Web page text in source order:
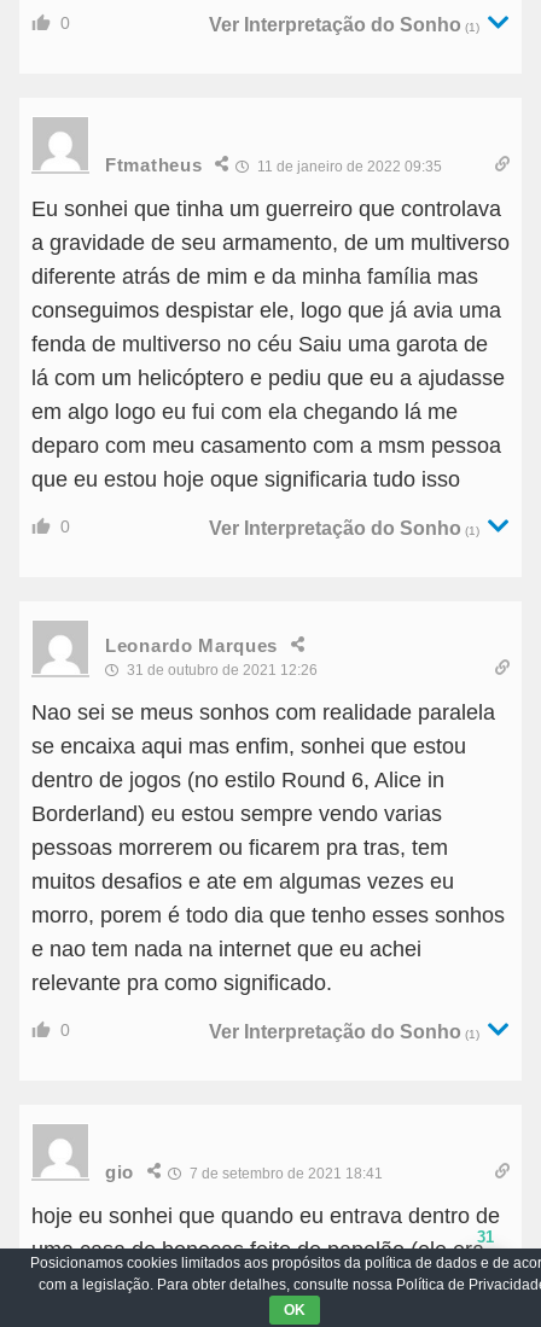
0 Ver Interpretação do Sonho (1)
Ftmatheus 11 de janeiro de 2022 09:35
Eu sonhei que tinha um guerreiro que controlava
a gravidade de seu armamento, de um multiverso
diferente atrás de mim e da minha família mas
conseguimos despistar ele, logo que já avia uma
fenda de multiverso no céu Saiu uma garota de
lá com um helicóptero e pediu que eu a ajudasse
em algo logo eu fui com ela chegando lá me
deparo com meu casamento com a msm pessoa
que eu estou hoje oque significaria tudo isso
0 Ver Interpretação do Sonho (1)
Leonardo Marques
31 de outubro de 2021 12:26
Nao sei se meus sonhos com realidade paralela
se encaixa aqui mas enfim, sonhei que estou
dentro de jogos (no estilo Round 6, Alice in
Borderland) eu estou sempre vendo varias
pessoas morrerem ou ficarem pra tras, tem
muitos desafios e ate em algumas vezes eu
morro, porem é todo dia que tenho esses sonhos
e nao tem nada na internet que eu achei
relevante pra como significado.
0 Ver Interpretação do Sonho (1)
gio 7 de setembro de 2021 18:41
hoje eu sonhei que quando eu entrava dentro de
uma casa de bonecas feito de papelão (ele era
pequena), dentro dela tinha uma porta de
madeira branca e quando eu abria eu entrava em
Posicionamos cookies limitados aos propósitos da política de dados e de
com a legislação. Para obter detalhes, consulte nossa Política de
OK
31